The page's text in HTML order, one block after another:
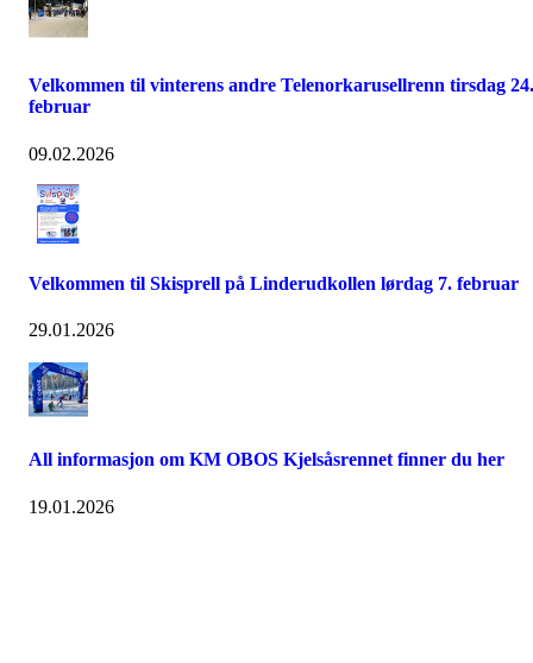
Velkommen til vinterens andre Telenorkarusellrenn tirsdag 24.
februar
09.02.2026
Velkommen til Skisprell på Linderudkollen lørdag 7. februar
29.01.2026
All informasjon om KM OBOS Kjelsåsrennet finner du her
19.01.2026